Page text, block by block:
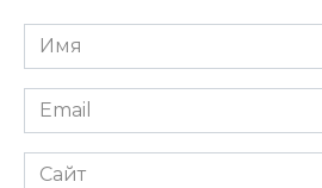
Имя
*
Email
*
Сайт